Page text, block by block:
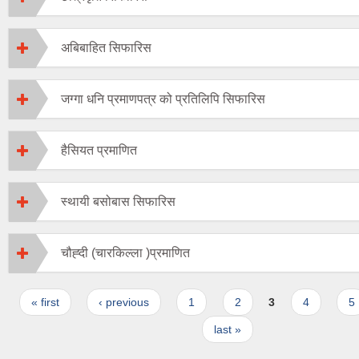
अबिबाहित सिफारिस
जग्गा धनि प्रमाणपत्र को प्रतिलिपि सिफारिस
हैसियत प्रमाणित
स्थायी बसोबास सिफारिस
चौह्दी (चारकिल्ला )प्रमाणित
Pages
« first ‹ previous 1 2 3 4 5
last »